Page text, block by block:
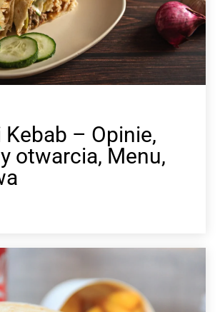
Kebab – Opinie,
otwarcia, Menu,